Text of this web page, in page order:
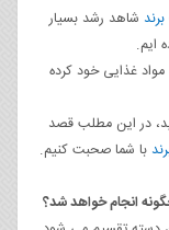
شاهد رشد بسیار
ایم.
مواد غذایی خود کرده
در این مطلب قصد
با شما صحبت کنیم.
انجام خواهد شد؟